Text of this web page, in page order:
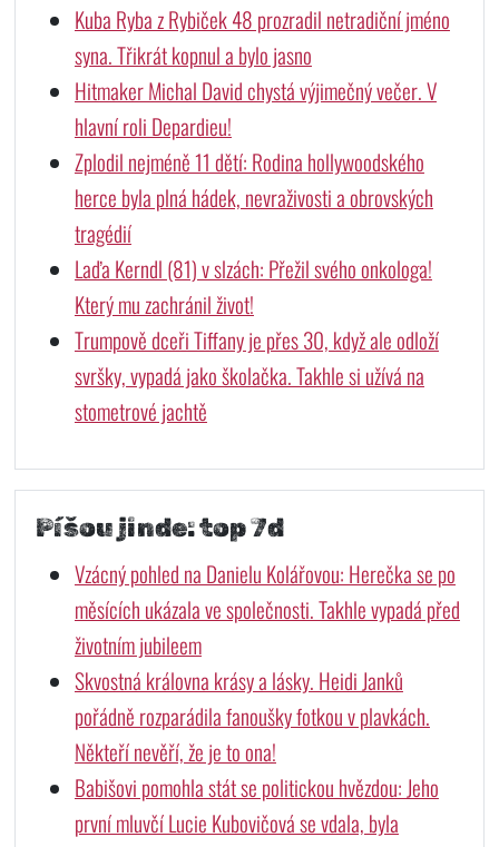
Kuba Ryba z Rybiček 48 prozradil netradiční jméno
syna. Třikrát kopnul a bylo jasno
Hitmaker Michal David chystá výjimečný večer. V
hlavní roli Depardieu!
Zplodil nejméně 11 dětí: Rodina hollywoodského
herce byla plná hádek, nevraživosti a obrovských
tragédií
Laďa Kerndl (81) v slzách: Přežil svého onkologa!
Který mu zachránil život!
Trumpově dceři Tiffany je přes 30, když ale odloží
svršky, vypadá jako školačka. Takhle si užívá na
stometrové jachtě
Píšou jinde: top 7d
Vzácný pohled na Danielu Kolářovou: Herečka se po
měsících ukázala ve společnosti. Takhle vypadá před
životním jubileem
Skvostná královna krásy a lásky. Heidi Janků
pořádně rozparádila fanoušky fotkou v plavkách.
Někteří nevěří, že je to ona!
Babišovi pomohla stát se politickou hvězdou: Jeho
první mluvčí Lucie Kubovičová se vdala, byla